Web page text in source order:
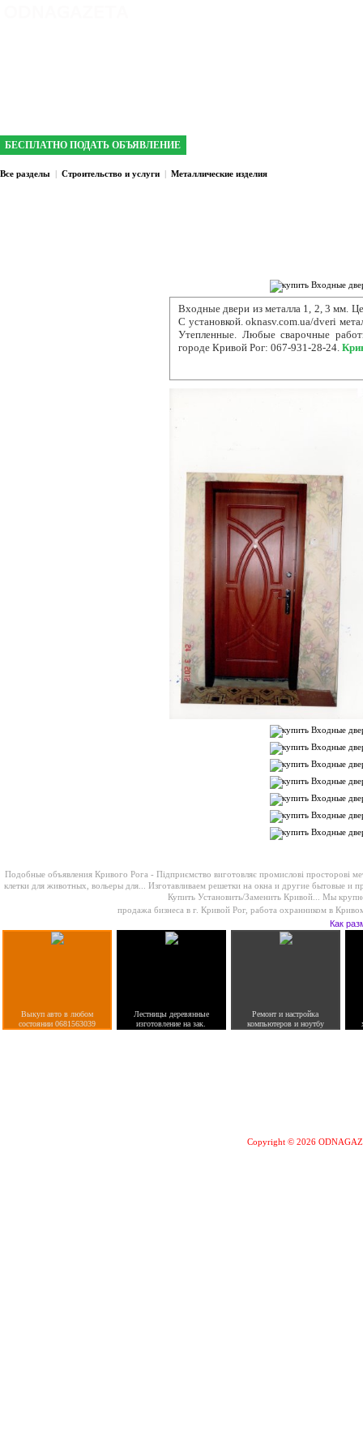
БЕСПЛАТНО ПОДАТЬ ОБЪЯВЛЕНИЕ
Все разделы | Строительство и услуги | Металлические изделия
Входные двери из металла 1, 2, 3 мм.
С установкой. oknasv.com.ua/dveri
Утепленные. Любые сварочные
городе Кривой Рог: 067-931-28-24.
Подобные объявления Кривого Рога -Підприємство виготовляє промислові просторові
клетки для животных, вольеры для... Изготавливаем решетки на окна и другие бытовые и
Купить Установить/Заменить Кривой...Мы
продажа бизнеса в г. Кривой Рог, работа охранником в
Как
Выкуп авто в любом
состоянии 0681563039
Лестницы деревянные
изготовление на зак.
Ремонт и настройка
компьютеров и ноутбу
Copyright © 2026